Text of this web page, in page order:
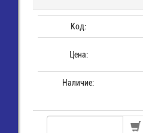
Код:
Цена:
Наличие: